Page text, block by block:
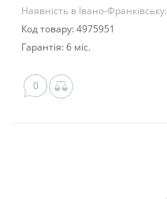
Наявність в Івано-Франківську:
Код товару: 4975951
Гарантія: 6 міс.
0